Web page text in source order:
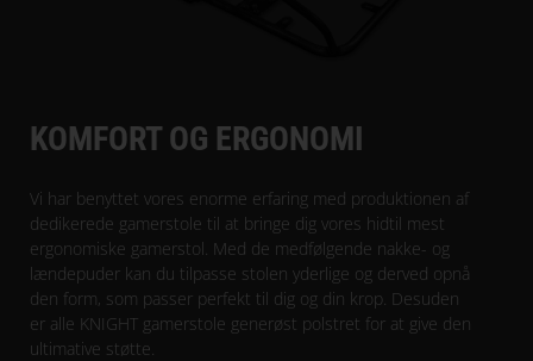
KOMFORT OG ERGONOMI
Vi har benyttet vores enorme erfaring med produktionen af
dedikerede gamerstole til at bringe dig vores hidtil mest
ergonomiske gamerstol. Med de medfølgende nakke- og
lændepuder kan du tilpasse stolen yderlige og derved opnå
den form, som passer perfekt til dig og din krop. Desuden
er alle KNIGHT gamerstole generøst polstret for at give den
ultimative støtte.